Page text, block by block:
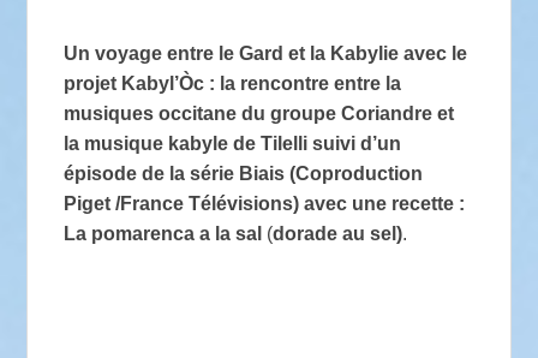
Un voyage entre le Gard et la Kabylie avec le
projet Kabyl’Òc : la rencontre entre la
musiques occitane du groupe Coriandre et
la musique kabyle de Tilelli suivi d’un
épisode de la série Biais (Coproduction
Piget /France Télévisions) avec une recette :
La pomarenca a la sal (dorade au sel).